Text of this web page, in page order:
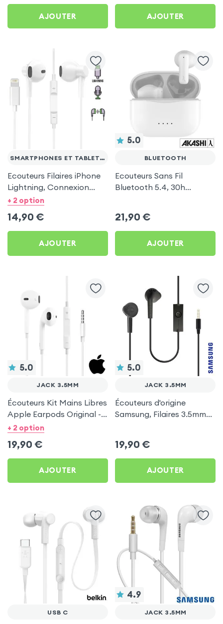
AJOUTER AJOUTER
SMARTPHONES ET TABLETTES
Ecouteurs Filaires iPhone
Lightning, Connexion
Bluetooth avec Kit Main
+ 2 option
14,90 €
AJOUTER
5.0
BLUETOOTH
Ecouteurs Sans Fil
Bluetooth 5.4, 30h
21,90 €
AJOUTER
5.0
JACK 3.5MM
Écouteurs Kit Mains Libres
Apple Earpods Original -
Blanc
+ 2 option
19,90 €
AJOUTER
5.0
JACK 3.5MM
Écouteurs d'origine
Samsung, Filaires 3.5mm
19,90 €
AJOUTER
USB C
4.9
JACK 3.5MM